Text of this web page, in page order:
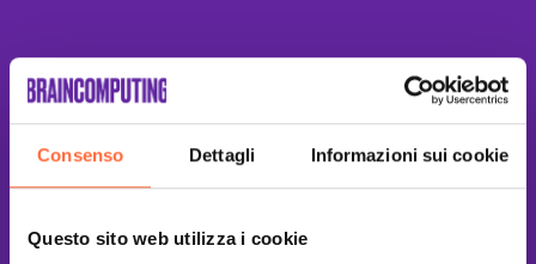
Consenso Dettagli Informazioni sui cookie
Questo sito web utilizza i cookie